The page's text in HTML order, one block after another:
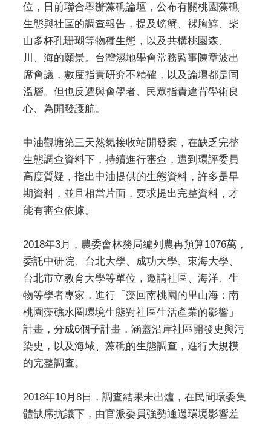
位，日前聯合舉辦藻礁論壇，公布有關桃園藻礁
生態與社區的調查報告，提及螃蟹、裸胸鯙、柴
山多杯孔珊瑚等物種生態，以及共構桃園森、
川、海的願景。台灣濕地學會常務監事陳章波出
席會議，數度指責研究不精確，以及論壇都是同
溫層。但也反遭與會學者、民眾指責違背學術良
心、為開發護航。
中油觀塘第三天然氣接收站開發案，在缺乏完整
生態調查資料下，持續進行審查，遭到環評委員
高度質疑，指出中油提供的生態資料，許多是早
期資料，並且相當片面，要求提出完整資料，才
能有審查依據。
2018年3月，農委會林務局編列農再預算1076萬，
委託中研院、台北大學、成功大學、東海大學、
台北市立教育大學等單位，邀請社區、海洋、生
物等學者專家，進行「藻回南桃園的里山海：南
桃園藻礁水圈環境生態對社區生活產業的影響」
計畫，分成6個子計畫，涵蓋沿岸社區開發史與污
染史，以及海域、藻礁的生態調查，進行大規模
的完整調查。
2018年10月8日，調查結果未出爐，在民間環委集
體缺席抗議下，由官派委員強勢通過環境影響差